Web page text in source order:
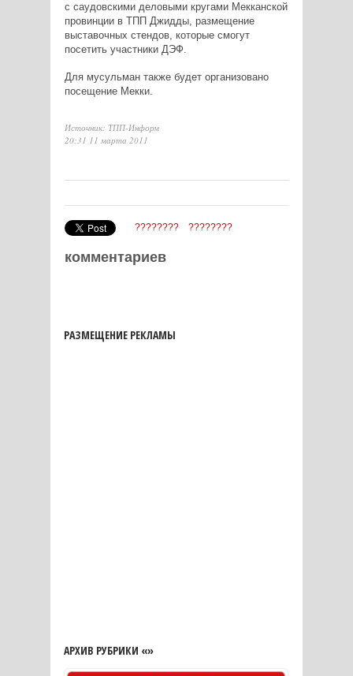
с саудовскими деловыми кругами Мекканской
провинции в ТПП Джидды, размещение
выставочных стендов, которые смогут
посетить участники ДЭФ.
Для мусульман также будет организовано
посещение Мекки.
Источник: ТПП-Информ
20:31 11 марта 2011
???????? ????????
комментариев
РАЗМЕЩЕНИЕ РЕКЛАМЫ
АРХИВ РУБРИКИ «»